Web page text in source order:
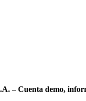
– Cuenta demo,